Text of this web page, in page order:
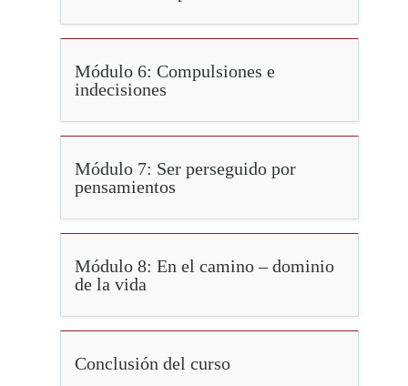
Módulo 6: Compulsiones e
indecisiones
Módulo 7: Ser perseguido por
pensamientos
Módulo 8: En el camino – dominio
de la vida
Conclusión del curso